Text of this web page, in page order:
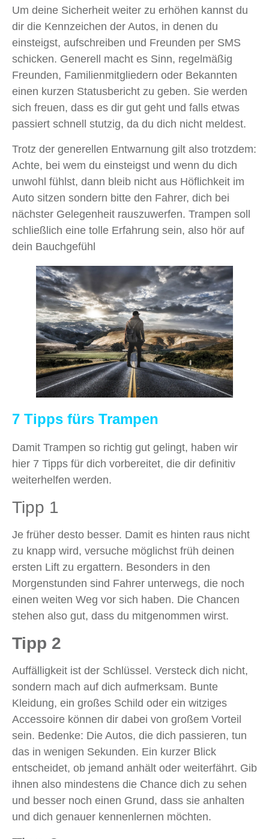
Um deine Sicherheit weiter zu erhöhen kannst du
dir die Kennzeichen der Autos, in denen du
einsteigst, aufschreiben und Freunden per SMS
schicken. Generell macht es Sinn, regelmäßig
Freunden, Familienmitgliedern oder Bekannten
einen kurzen Statusbericht zu geben. Sie werden
sich freuen, dass es dir gut geht und falls etwas
passiert schnell stutzig, da du dich nicht meldest.
Trotz der generellen Entwarnung gilt also trotzdem:
Achte, bei wem du einsteigst und wenn du dich
unwohl fühlst, dann bleib nicht aus Höflichkeit im
Auto sitzen sondern bitte den Fahrer, dich bei
nächster Gelegenheit rauszuwerfen. Trampen soll
schließlich eine tolle Erfahrung sein, also hör auf
dein Bauchgefühl
7 Tipps fürs Trampen
Damit Trampen so richtig gut gelingt, haben wir
hier 7 Tipps für dich vorbereitet, die dir definitiv
weiterhelfen werden.
Tipp 1
Je früher desto besser. Damit es hinten raus nicht
zu knapp wird, versuche möglichst früh deinen
ersten Lift zu ergattern. Besonders in den
Morgenstunden sind Fahrer unterwegs, die noch
einen weiten Weg vor sich haben. Die Chancen
stehen also gut, dass du mitgenommen wirst.
Tipp 2
Auffälligkeit ist der Schlüssel. Versteck dich nicht,
sondern mach auf dich aufmerksam. Bunte
Kleidung, ein großes Schild oder ein witziges
Accessoire können dir dabei von großem Vorteil
sein. Bedenke: Die Autos, die dich passieren, tun
das in wenigen Sekunden. Ein kurzer Blick
entscheidet, ob jemand anhält oder weiterfährt. Gib
ihnen also mindestens die Chance dich zu sehen
und besser noch einen Grund, dass sie anhalten
und dich genauer kennenlernen möchten.